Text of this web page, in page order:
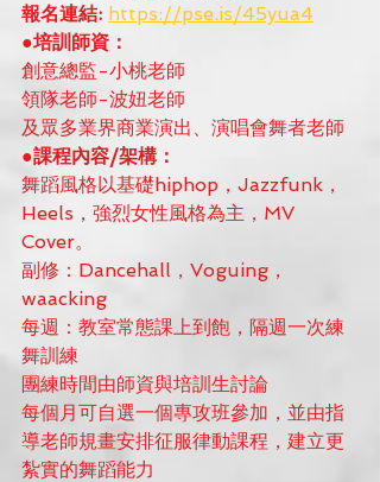
報名連結: https://pse.is/45yua4
●培訓師資：
創意總監-小桃老師
領隊老師-波妞老師
及眾多業界商業演出、演唱會舞者老師
●課程內容/架構：
舞蹈風格以基礎hiphop，Jazzfunk，
Heels，強烈女性風格為主，MV
Cover。
副修：Dancehall，Voguing，
waacking
每週：教室常態課上到飽，隔週一次練
舞訓練
團練時間由師資與培訓生討論
每個月可自選一個專攻班參加，並由指
導老師規畫安排征服律動課程，建立更
紮實的舞蹈能力